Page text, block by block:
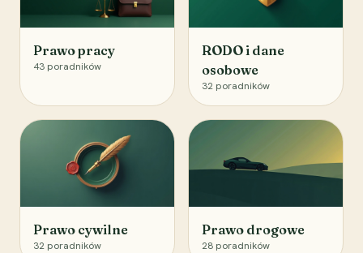
Prawo pracy
43 poradników
RODO i dane
osobowe
32 poradników
Prawo cywilne
32 poradników
Prawo drogowe
28 poradników